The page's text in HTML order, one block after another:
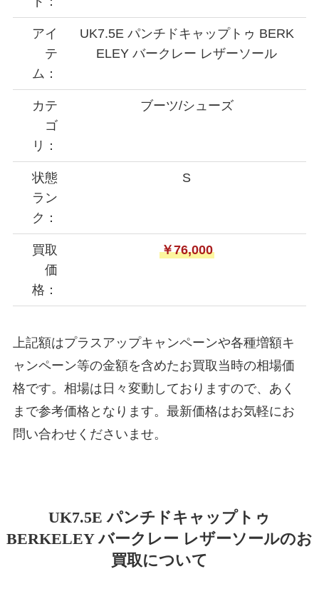
アイ
テ
ム：
UK7.5E パンチドキャップトゥ BERK
ELEY バークレー レザーソール
カテ
ゴ
リ：
ブーツ/シューズ
状態
ラン
ク：
S
買取
価
格：
￥76,000
上記額はプラスアップキャンペーンや各種増額キ
ャンペーン等の金額を含めたお買取当時の相場価
格です。相場は日々変動しておりますので、あく
まで参考価格となります。最新価格はお気軽にお
問い合わせくださいませ。
UK7.5E パンチドキャップトゥ
BERKELEY バークレー レザーソールのお
買取について